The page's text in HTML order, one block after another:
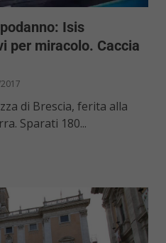
Isis
per miracolo. Caccia
di Brescia, ferita alla
Sparati 180...